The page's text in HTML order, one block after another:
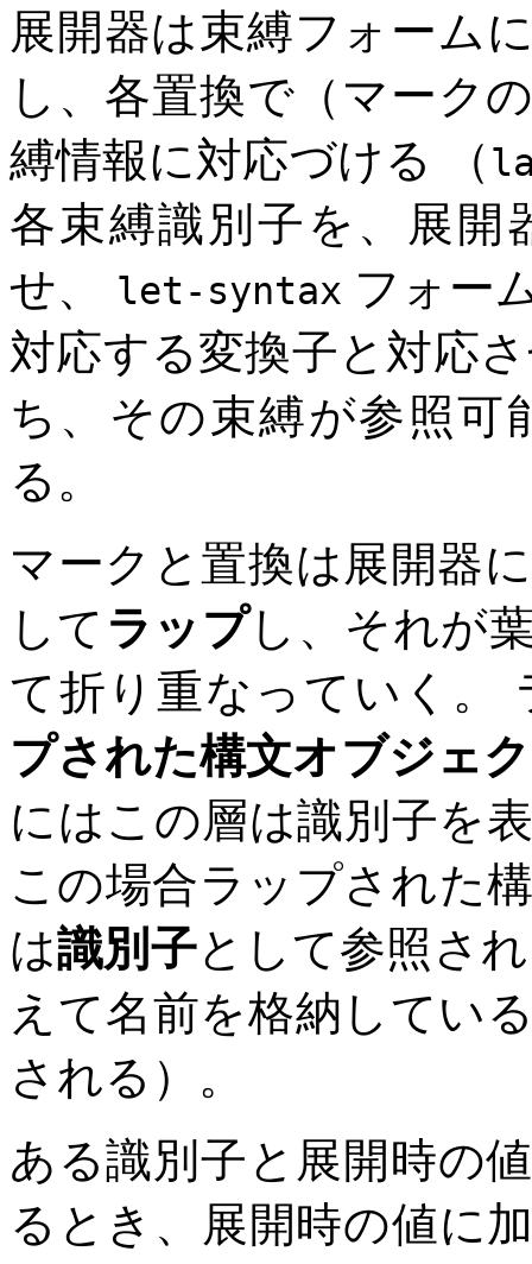
展開器は束縛フォーム
し、各置換で（マーク
縛情報に対応づける （
各束縛識別子を、展開
せ、
let-syntax フォー
対応する変換子と対応
ち、その束縛が参照可
る。
マークと置換は展開器
して ラップし、それが
て折り重なっていく。
プされた構文オブジェ
にはこの層は識別子を
この場合ラップされた
は識別子として参照さ
えて名前を格納してい
される）。
ある識別子と展開時の
るとき、展開時の値に